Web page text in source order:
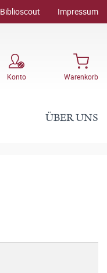
Biblioscout Impressum
Konto Warenkorb
ÜBER UNS